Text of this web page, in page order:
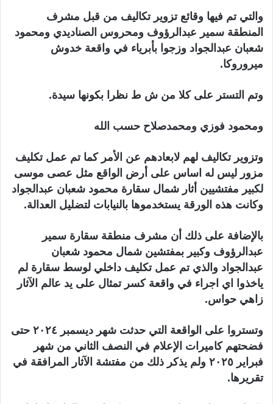
والتي تم فيها وقائع تزوير تكاليف من قبل مشرف
المنطقة سمير عبدالرؤوف ومحروس الصناديدي ومحمود
شعبان عبدالجواد وزجوا بأبرياء في واقعة خدوش
ميروروكا.
وتم التستر على كلا من ش ط نظرا بكونها سيدة.
ومحمود فوزي ومحمدصلاح حسب الله
وتزوير تكاليف لهم لابعادهم عن الأمر كما تم عمل تكليف
مزور ليس له اساس على أرض الواقع مثل عصى موسى
لكبير مفتشيين أثار شمال سقارة محمود شعبان عبدالجواد
وكانت هذه الورقة يستخدموها بالنيابات لتضليل العدالة.
بالإضافة على ذلك أن مشرف منطقة سقارة سمير
عبدالرؤوف وكبير بمفتشين شمال محمود شعبان
عبدالجواد والذي تم عمل تكليف داخلي لوسط سقارة لم
ياخذوا اي اجراء في واقعة كسر تمثال على يد عالم الآثار
زاهي حواس.
وتستروا على الواقعة التي حدثت شهر ديسمبر ٢٠٢٤ حتى
فضحتهم كاميرات الإعلام في النصف الثاني من شهر
فبراير ٢٠٢٥ ولم يذكر ذلك من مفتشة الآثار المرافقة في
تقريرها.